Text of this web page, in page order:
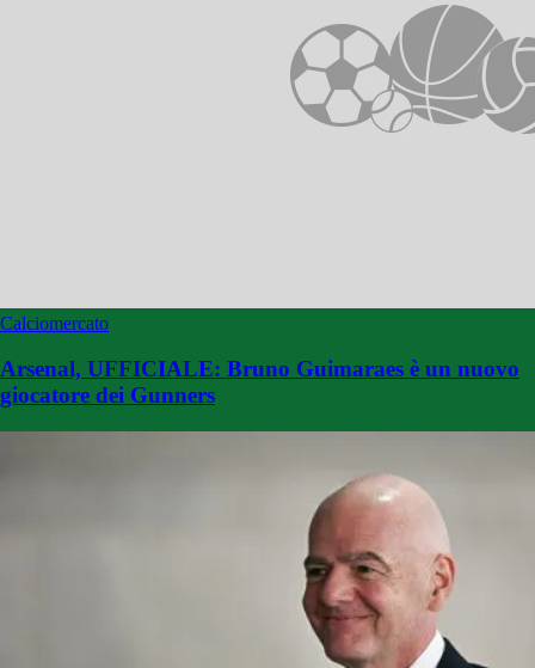
Calciomercato
Arsenal, UFFICIALE: Bruno Guimaraes è un nuovo
giocatore dei Gunners